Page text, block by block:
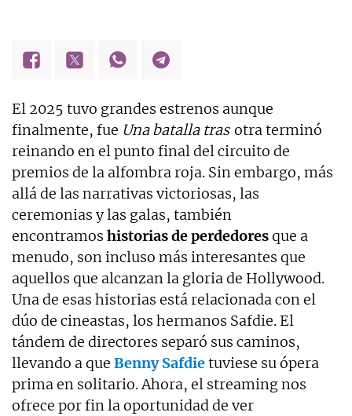
El 2025 tuvo grandes estrenos aunque
finalmente, fue Una batalla tras otra terminó
reinando en el punto final del circuito de
premios de la alfombra roja. Sin embargo, más
allá de las narrativas victoriosas, las
ceremonias y las galas, también
encontramos historias de perdedoresque a
menudo, son incluso más interesantes que
aquellos que alcanzan la gloria de Hollywood.
Una de esas historias está relacionada con el
dúo de cineastas, los hermanos Safdie. El
tándem de directores separó sus caminos,
llevando a que Benny Safdietuviese su ópera
prima en solitario. Ahora, el streaming nos
ofrece por fin la oportunidad de ver